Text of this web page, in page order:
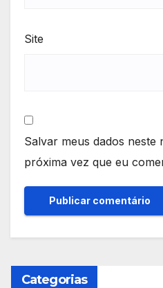
Site
Salvar meus dados neste
próxima vez que eu
Categorias